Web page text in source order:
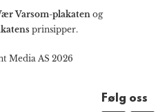
Varsom-plakatenog
prinsipper.
Media AS 2026
Følg oss